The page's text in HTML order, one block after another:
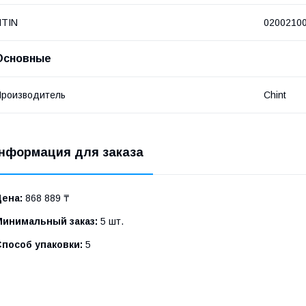
Chint
для заказа
868 889 ₸
заказ: 5 шт.
упаковки: 5